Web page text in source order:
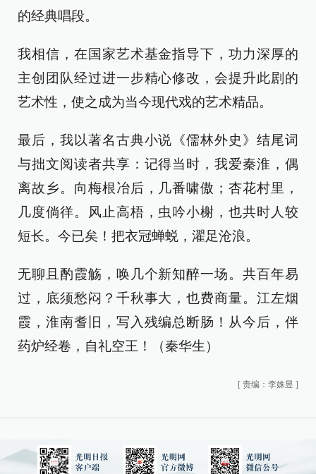
的经典唱段。
我相信，在国家艺术基金指导下，功力深厚的
主创团队经过进一步精心修改，会提升此剧的
艺术性，使之成为当今现代戏的艺术精品。
最后，我以著名古典小说《儒林外史》结尾词
与拙文阅读者共享：记得当时，我爱秦淮，偶
离故乡。向梅根冶后，几番啸傲；杏花村里，
几度倘徉。风止高梧，虫吟小榭，也共时人较
短长。今已矣！把衣冠蝉蜕，濯足沧浪。
无聊且酌霞觞，唤几个新知醉一场。共百年易
过，底须愁闷？千秋事大，也费商量。江左烟
霞，淮南耆旧，写入残编总断肠！从今后，伴
药炉经卷，自礼空王！（秦华生）
[ 责编：李姝昱 ]